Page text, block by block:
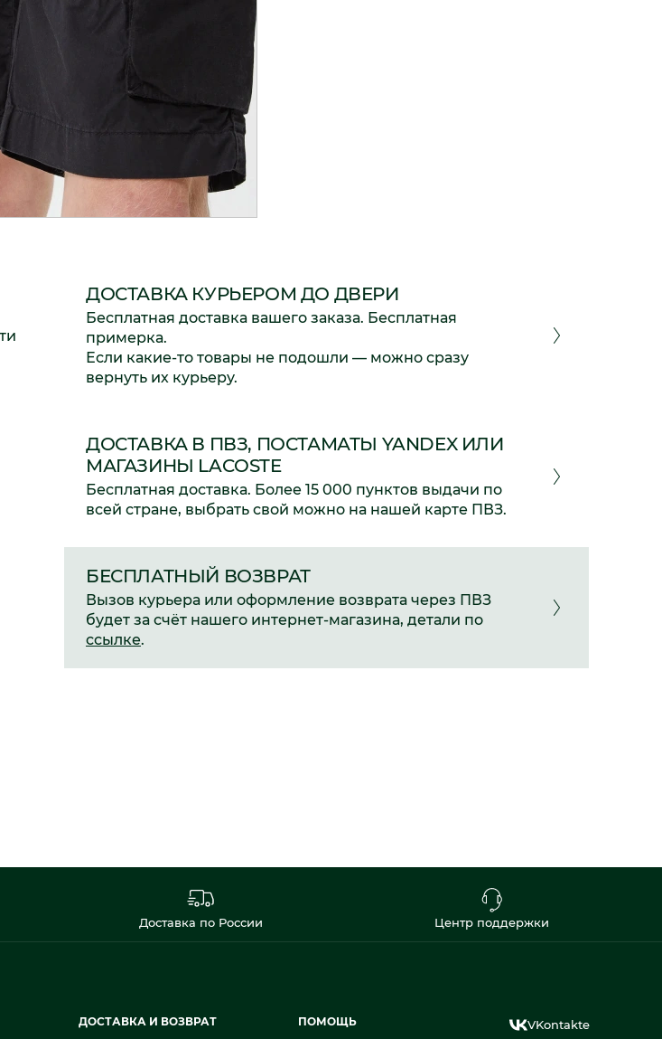
ДОСТАВКА КУРЬЕРОМ ДО ДВЕРИ
Бесплатная доставка вашего заказа. Бесплатная
примерка.
Если какие-то товары не подошли — можно сразу
вернуть их курьеру.
ДОСТАВКА В ПВЗ, ПОСТАМАТЫ YANDEX ИЛИ
МАГАЗИНЫ LACOSTE
Бесплатная доставка. Более 15 000 пунктов выдачи по
всей стране, выбрать свой можно на нашей карте ПВЗ.
БЕСПЛАТНЫЙ ВОЗВРАТ
Вызов курьера или оформление возврата через ПВЗ
будет за счёт нашего интернет-магазина, детали по
ссылке.
Доставка по России Центр поддержки
ДОСТАВКА И ВОЗВРАТ ПОМОЩЬ VKontakte